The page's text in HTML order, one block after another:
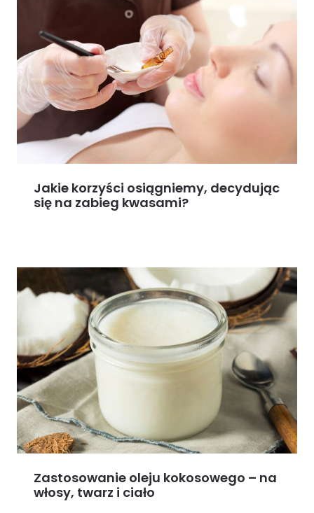
Jakie korzyści osiągniemy, decydując
się na zabieg kwasami?
Zastosowanie oleju kokosowego – na
włosy, twarz i ciało